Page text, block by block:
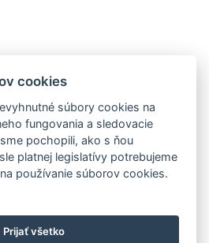
cookies
súbory cookies na
fungovania a sledovacie
pochopili, ako s ňou
platnej legislatívy potrebujeme
používanie súborov cookies.
Prijať všetko